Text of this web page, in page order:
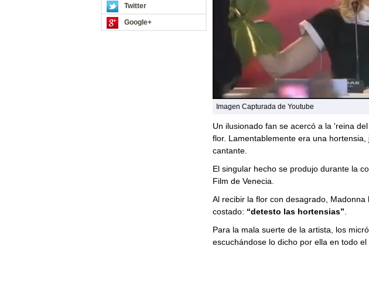
Twitter
Google+
Imagen Capturada de Youtube
Un ilusionado fan se acercó a la 'reina
flor. Lamentablemente era una
cantante.
El singular hecho se produjo durante la
Film de Venecia.
Al recibir la flor con desagrado,
costado: “detesto las hortensias”
Para la mala suerte de la artista, los
escuchándose lo dicho por ella en todo el